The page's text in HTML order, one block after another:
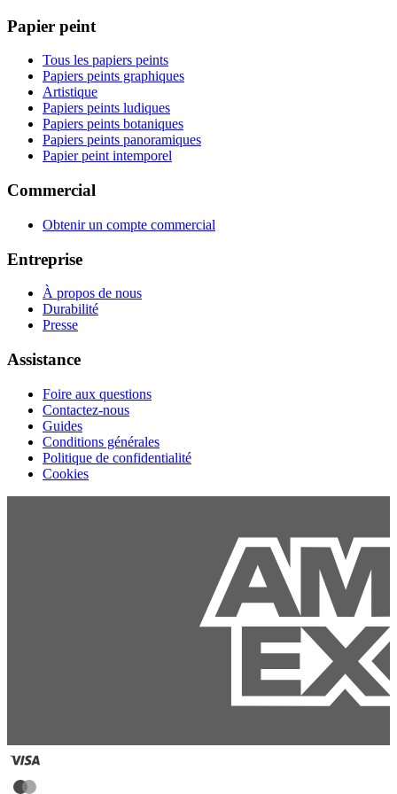
Papier peint
Tous les papiers peints
Papiers peints graphiques
Artistique
Papiers peints ludiques
Papiers peints botaniques
Papiers peints panoramiques
Papier peint intemporel
Commercial
Obtenir un compte commercial
Entreprise
À propos de nous
Durabilité
Presse
Assistance
Foire aux questions
Contactez-nous
Guides
Conditions générales
Politique de confidentialité
Cookies